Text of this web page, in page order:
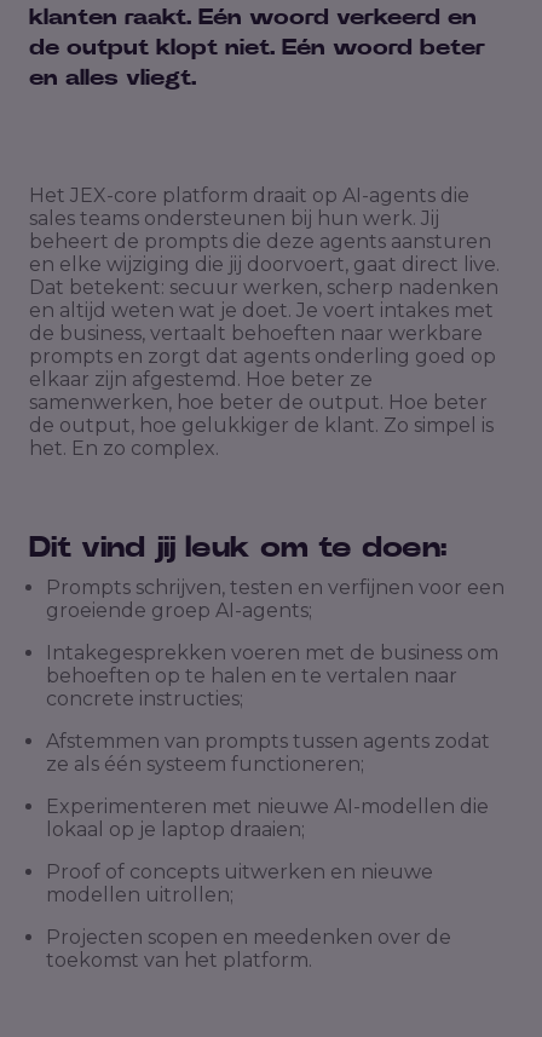
klanten raakt. Eén woord verkeerd en
de output klopt niet. Eén woord beter
en alles vliegt.
Het JEX-core platform draait op AI-agents die
sales teams ondersteunen bij hun werk. Jij
beheert de prompts die deze agents aansturen
en elke wijziging die jij doorvoert, gaat direct live.
Dat betekent: secuur werken, scherp nadenken
en altijd weten wat je doet. Je voert intakes met
de business, vertaalt behoeften naar werkbare
prompts en zorgt dat agents onderling goed op
elkaar zijn afgestemd. Hoe beter ze
samenwerken, hoe beter de output. Hoe beter
de output, hoe gelukkiger de klant. Zo simpel is
het. En zo complex.
Dit vind jij leuk om te doen:
Prompts schrijven, testen en verfijnen voor een
groeiende groep AI-agents;
Intakegesprekken voeren met de business om
behoeften op te halen en te vertalen naar
concrete instructies;
Afstemmen van prompts tussen agents zodat
ze als één systeem functioneren;
Experimenteren met nieuwe AI-modellen die
lokaal op je laptop draaien;
Proof of concepts uitwerken en nieuwe
modellen uitrollen;
Projecten scopen en meedenken over de
toekomst van het platform.